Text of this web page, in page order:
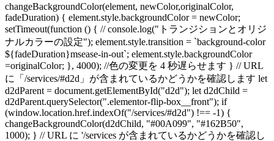
changeBackgroundColor(element, newColor,originalColor,
fadeDuration) { element.style.backgroundColor = newColor;
setTimeout(function () { // console.log("トランジションとオリジ
ナルカラーの設定"); element.style.transition = `background-color
${fadeDuration}msease-in-out`; element.style.backgroundColor
=originalColor; }, 4000); //色の変更を 4 秒遅らせます } // URL
に「/services/#d2d」が含まれているかどうかを確認します let
d2dParent = document.getElementById("d2d"); let d2dChild =
d2dParent.querySelector(".elementor-flip-box__front"); if
(window.location.href.indexOf("/services/#d2d") !== -1) {
changeBackgroundColor(d2dChild, "#00A099", "#162B50",
1000); } // URL に '/services が含まれているかどうかを確認し